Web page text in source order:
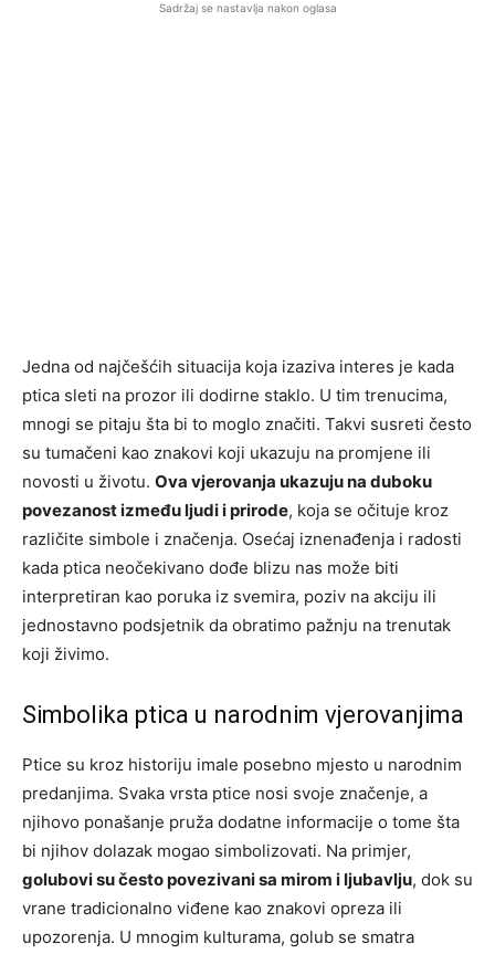
Sadržaj se nastavlja nakon oglasa
Jedna od najčešćih situacija koja izaziva interes je kada
ptica sleti na prozor ili dodirne staklo. U tim trenucima,
mnogi se pitaju šta bi to moglo značiti. Takvi susreti često
su tumačeni kao znakovi koji ukazuju na promjene ili
novosti u životu. Ova vjerovanja ukazuju na duboku
povezanost između ljudi i prirode, koja se očituje kroz
različite simbole i značenja. Osećaj iznenađenja i radosti
kada ptica neočekivano dođe blizu nas može biti
interpretiran kao poruka iz svemira, poziv na akciju ili
jednostavno podsjetnik da obratimo pažnju na trenutak
koji živimo.
Simbolika ptica u narodnim vjerovanjima
Ptice su kroz historiju imale posebno mjesto u narodnim
predanjima. Svaka vrsta ptice nosi svoje značenje, a
njihovo ponašanje pruža dodatne informacije o tome šta
bi njihov dolazak mogao simbolizovati. Na primjer,
golubovi su često povezivani sa mirom i ljubavlju, dok su
vrane tradicionalno viđene kao znakovi opreza ili
upozorenja. U mnogim kulturama, golub se smatra